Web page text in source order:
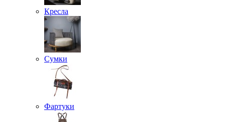
Кресла
Сумки
Фартуки